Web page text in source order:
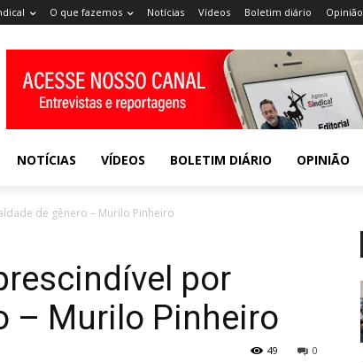
O que fazemos Notícias Vídeos Boletim diário Opinião
NOTÍCIAS VÍDEOS BOLETIM DIÁRIO OPINIÃO
de gênero – Murilo Pinheiro
por
– Murilo Pinheiro
0
49